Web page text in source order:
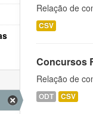
Relação de
CSV
Concursos
Relação de
ODT CSV